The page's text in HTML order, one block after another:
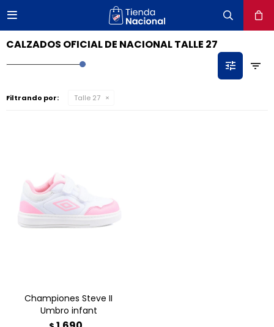

CALZADOS OFICIAL DE NACIONAL TALLE 27
Filtrando por: Talle 27
Championes Steve II
Umbro infant
close